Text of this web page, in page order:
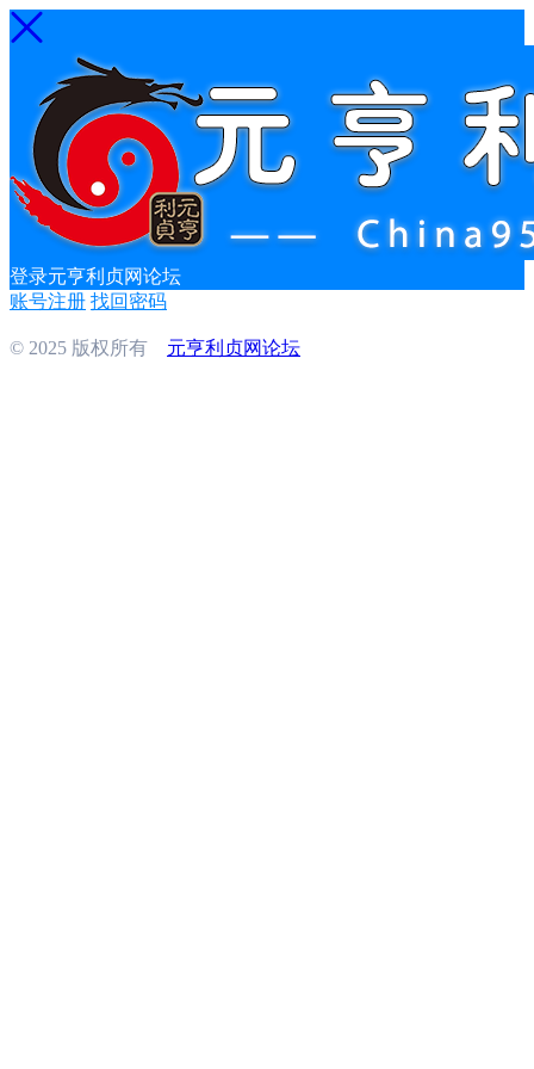
登录元亨利贞网论坛
账号注册 找回密码
© 2025 版权所有 元亨利贞网论坛